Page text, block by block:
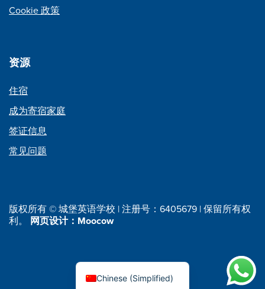
Cookie 政策
资源
住宿
成为寄宿家庭
签证信息
常见问题
版权所有 © 城堡英语学校 | 注册号：6405679 | 保留所有权
利。 网页设计：Moocow
Chinese (Simplified)